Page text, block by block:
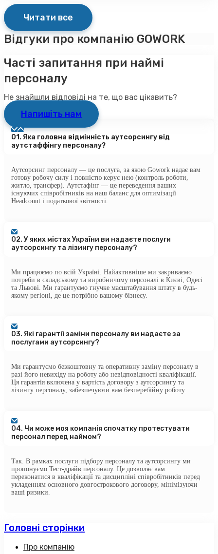
Читати все
Відгуки про компанію GOWORK
Часті запитання при наймі
персоналу
Не знайшли відповіді на те, що вас цікавить?
Напишіть нам
01.Яка головна відмінність аутсорсингу від
аутстаффінгу персоналу?
Аутсорсинг персоналу — це послуга, за якою Gowork надає вам
готову робочу силу і повністю керує нею (контроль роботи,
житло, трансфер). Аутстафінг — це переведення ваших
існуючих співробітників на наш баланс для оптимізації
Headcount і податкової звітності.
02.У яких містах України ви надаєте послуги
аутсорсингу та лізингу персоналу?
Ми працюємо по всій Україні. Найактивніше ми закриваємо
потреби в складському та виробничому персоналі в Києві, Одесі
та Львові. Ми гарантуємо гнучке масштабування штату в будь-
якому регіоні, де це потрібно вашому бізнесу.
03. Які гарантії заміни персоналу ви надаєте за
послугами аутсорсингу?
Ми гарантуємо безкоштовну та оперативну заміну персоналу в
разі його невихіду на роботу або невідповідності кваліфікації.
Ця гарантія включена у вартість договору з аутсорсингу та
лізингу персоналу, забезпечуючи вам безперебійну роботу.
04. Чи може моя компанія спочатку протестувати
персонал перед наймом?
Так. В рамках послуги підбору персоналу та аутсорсингу ми
пропонуємо Тест-драйв персоналу. Це дозволяє вам
переконатися в кваліфікації та дисципліні співробітників перед
укладенням основного довгострокового договору, мінімізуючи
ваші ризики.
Головні сторінки
Про компанію